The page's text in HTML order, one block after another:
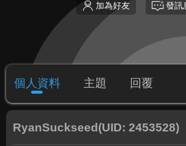
加為好友 發訊
個人資料 主題 回覆
RyanSuckseed (UID: 2453528)